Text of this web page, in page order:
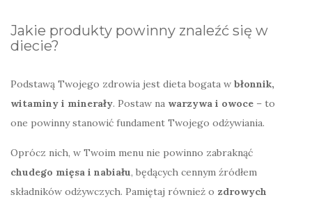
Jakie produkty powinny znaleźć się w
diecie?
Podstawą Twojego zdrowia jest dieta bogata w błonnik,
witaminy i minerały. Postaw na warzywa i owoce – to
one powinny stanowić fundament Twojego odżywiania.
Oprócz nich, w Twoim menu nie powinno zabraknąć
chudego mięsa i nabiału, będących cennym źródłem
składników odżywczych. Pamiętaj również o zdrowych